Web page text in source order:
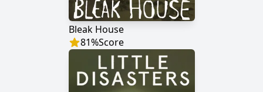
Bleak House
81%Score